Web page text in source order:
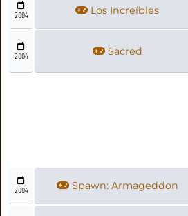
2004 Los Increíbles
2004 Sacred
2004 Spawn: Armageddon